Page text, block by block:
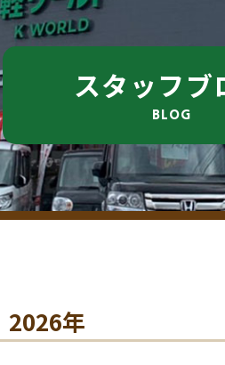
スタッフブ
BLOG
2026年